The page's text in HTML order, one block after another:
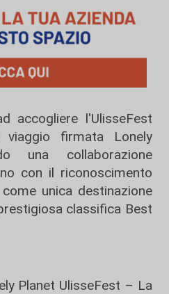
accogliere l'UlisseFest
firmata Lonely
una collaborazione
con il riconoscimento
unica destinazione
classifica Best
Planet UlisseFest – La